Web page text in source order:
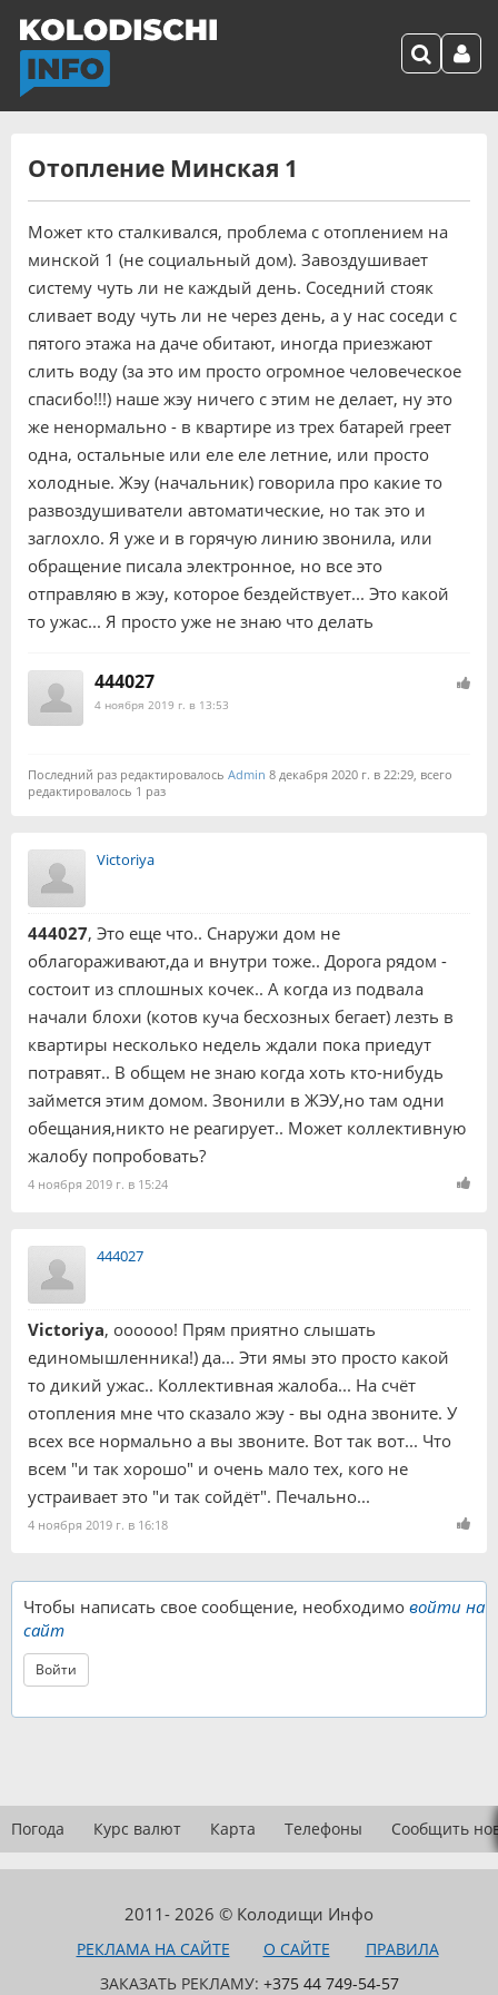
Отопление Минская 1
Может кто сталкивался, проблема с отоплением на
минской 1 (не социальный дом). Завоздушивает
систему чуть ли не каждый день. Соседний стояк
сливает воду чуть ли не через день, а у нас соседи с
пятого этажа на даче обитают, иногда приезжают
слить воду (за это им просто огромное человеческое
спасибо!!!) наше жэу ничего с этим не делает, ну это
же ненормально - в квартире из трех батарей греет
одна, остальные или еле еле летние, или просто
холодные. Жэу (начальник) говорила про какие то
развоздушиватели автоматические, но так это и
заглохло. Я уже и в горячую линию звонила, или
обращение писала электронное, но все это
отправляю в жэу, которое бездействует... Это какой
то ужас... Я просто уже не знаю что делать
444027
4 ноября 2019 г. в 13:53
Последний раз редактировалось Admin 8 декабря 2020 г. в 22:29, всего
редактировалось 1 раз
Victoriya
444027, Это еще что.. Снаружи дом не
облагораживают,да и внутри тоже.. Дорога рядом -
состоит из сплошных кочек.. А когда из подвала
начали блохи (котов куча бесхозных бегает) лезть в
квартиры несколько недель ждали пока приедут
потравят.. В общем не знаю когда хоть кто-нибудь
займется этим домом. Звонили в ЖЭУ,но там одни
обещания,никто не реагирует.. Может коллективную
жалобу попробовать?
4 ноября 2019 г. в 15:24
444027
Victoriya, оооооо! Прям приятно слышать
единомышленника!) да... Эти ямы это просто какой
то дикий ужас.. Коллективная жалоба... На счёт
отопления мне что сказало жэу - вы одна звоните. У
всех все нормально а вы звоните. Вот так вот... Что
всем "и так хорошо" и очень мало тех, кого не
устраивает это "и так сойдёт". Печально...
4 ноября 2019 г. в 16:18
Чтобы написать свое сообщение, необходимо войти на
сайт
Войти
Погода Курс валют Карта Телефоны Сообщить
2011- 2026 © Колодищи Инфо
РЕКЛАМА НА САЙТЕ О САЙТЕ
ПРАВИЛА
ЗАКАЗАТЬ РЕКЛАМУ: +375 44 749-54-57